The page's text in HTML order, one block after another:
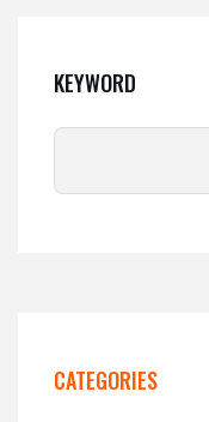
KEYWORD
CATEGORIES